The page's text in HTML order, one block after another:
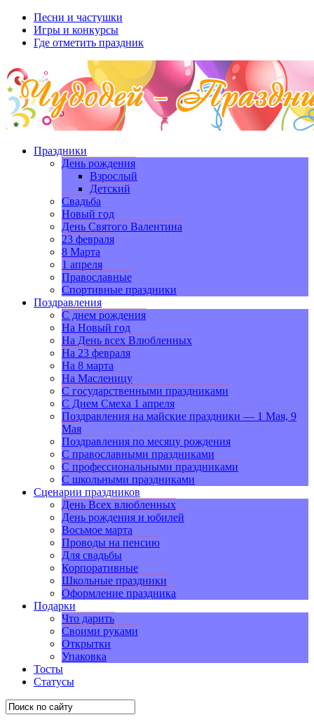
Песни и частушки
Игры и конкурсы
Где отметить праздник
Праздники
День рождения
Взрослый
Детский
Свадьба
Новый год
День Святого Валентина
23 февраля
8 Марта
1 апреля
Православные
Спортивные праздники
Поздравления
С днем рождения
На Новый год
На День всех Влюбленных
На 23 февраля
На 8 марта
На Масленицу
С государственными праздниками
С Днем Смеха 1 апреля
Поздравления на майские праздники — 1 Мая, 9
Мая
Поздравления по месяцу рождения
С православными праздниками
С профессиональными праздниками
С школьными праздниками
Сценарии праздников
День Всех влюбленных
День рождения и юбилей
Восьмое марта
Проводы на пенсию
Для свадьбы
Корпоративные
Школьные праздники
Оформление праздника
Подарки
Что дарить
Своими руками
Открытки
Упаковка
Тосты
Статусы